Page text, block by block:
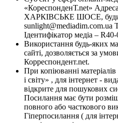
«КореспонденТ.net»
ХАРКІВСЬКЕ ШОСЕ,
sunlight@mediadim.com.ua
Ідентифікатор медіа –
Використання будь-яких
сайті, дозволяється за
Корреспондент.net.
При копіюванні
і світу» , для інтернет -
відкрите для пошукових
Посилання має бути
повного або часткового
Гіперпосилання ( для